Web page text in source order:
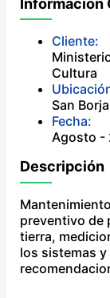
Información
Cliente:
Cultura
San Borja
Fecha:
Agosto -
Descripción
Mantenimiento
preventivo de
tierra,
los sistemas y